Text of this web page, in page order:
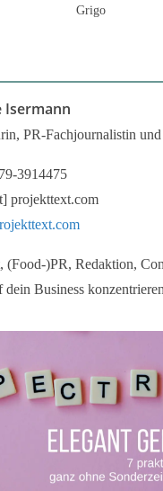
Grigo
Isermann
PR-Fachjournalistin
3914475
projekttext.com
(Food-)PR, Redaktion,
Business